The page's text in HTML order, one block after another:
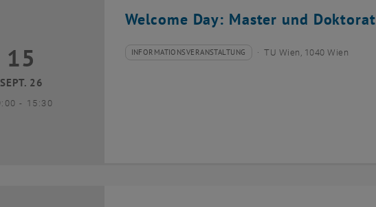
Welcome Day: Master und Doktorat
September 2026
15
SEPT. 26
- bis
15:30
Veranstaltungstyp:
INFORMATIONSVERANSTALTUNG
Veranstaltungsort: TU Wien, 1040 Wien